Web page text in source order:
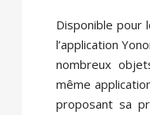
Disponible pour
l’application
nombreux
même
proposant sa